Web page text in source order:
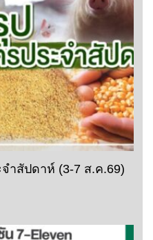
ำสัปดาห์ (3-7 ส.ค.69)